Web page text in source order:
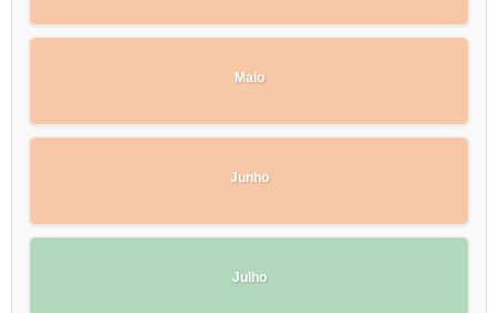
Maio
Junho
Julho